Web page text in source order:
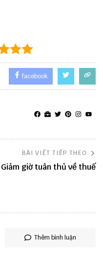
facebook
BÀI VIẾT TIẾP THEO
Giảm giờ tuân thủ về thuế
Thêm bình luận